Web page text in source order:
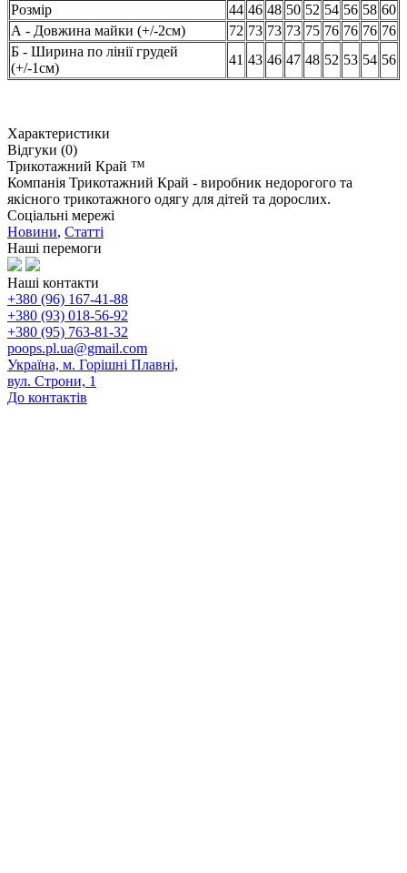
Розмір 44 46 48 50 52 54 56 58 60
А - Довжина майки (+/-2см)
72 73 73 73 75 76 76 76 76
Б - Ширина по лінії грудей
(+/-1см)
41 43 46 47 48 52 53 54 56
Характеристики
Відгуки (0)
Трикотажний Край ™
Компанія Трикотажний Край - виробник недорогого та
якісного трикотажного одягу для дітей та дорослих.
Соціальні мережі
Новини, Статті
Наші перемоги
Наші контакти
+380 (96) 167-41-88
+380 (93) 018-56-92
+380 (95) 763-81-32
poops.pl.ua@gmail.com
Україна, м. Горішні Плавні,
вул. Строни, 1
До контактів